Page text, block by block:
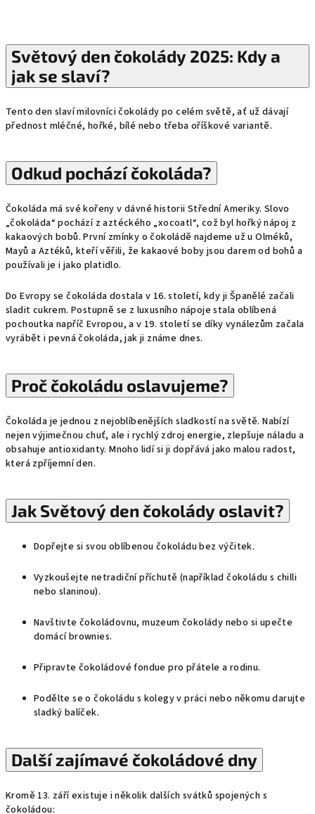
Světový den čokolády 2025: Kdy a
jak se slaví?
Tento den slaví milovníci čokolády po celém světě, ať už dávají
přednost mléčné, hořké, bílé nebo třeba oříškové variantě.
Odkud pochází čokoláda?
Čokoláda má své kořeny v dávné historii Střední Ameriky. Slovo
„čokoláda“ pochází z aztéckého „xocoatl“, což byl hořký nápoj z
kakaových bobů. První zmínky o čokoládě najdeme už u Olméků,
Mayů a Aztéků, kteří věřili, že kakaové boby jsou darem od bohů a
používali je i jako platidlo.
Do Evropy se čokoláda dostala v 16. století, kdy ji Španělé začali
sladit cukrem. Postupně se z luxusního nápoje stala oblíbená
pochoutka napříč Evropou, a v 19. století se díky vynálezům začala
vyrábět i pevná čokoláda, jak ji známe dnes.
Proč čokoládu oslavujeme?
Čokoláda je jednou z nejoblíbenějších sladkostí na světě. Nabízí
nejen výjimečnou chuť, ale i rychlý zdroj energie, zlepšuje náladu a
obsahuje antioxidanty. Mnoho lidí si ji dopřává jako malou radost,
která zpříjemní den.
Jak Světový den čokolády oslavit?
Dopřejte si svou oblíbenou čokoládu bez výčitek.
Vyzkoušejte netradiční příchutě (například čokoládu s chilli
nebo slaninou).
Navštivte čokoládovnu, muzeum čokolády nebo si upečte
domácí brownies.
Připravte čokoládové fondue pro přátele a rodinu.
Podělte se o čokoládu s kolegy v práci nebo někomu darujte
sladký balíček.
Další zajímavé čokoládové dny
Kromě 13. září existuje i několik dalších svátků spojených s
čokoládou: